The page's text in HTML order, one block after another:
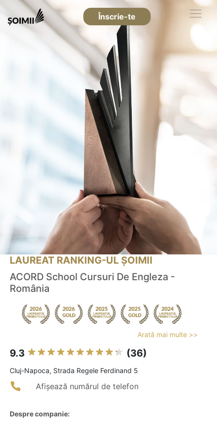
Înscrie-te
LAUREAT RANKING-UL ȘOIMII
ACORD School Cursuri De Engleza -
România
Arată mai multe >>
9.3 (36)
Cluj-Napoca, Strada Regele Ferdinand 5
Afișează numărul de telefon
Despre companie: